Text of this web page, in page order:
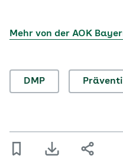
Mehr von der AOK
DMP